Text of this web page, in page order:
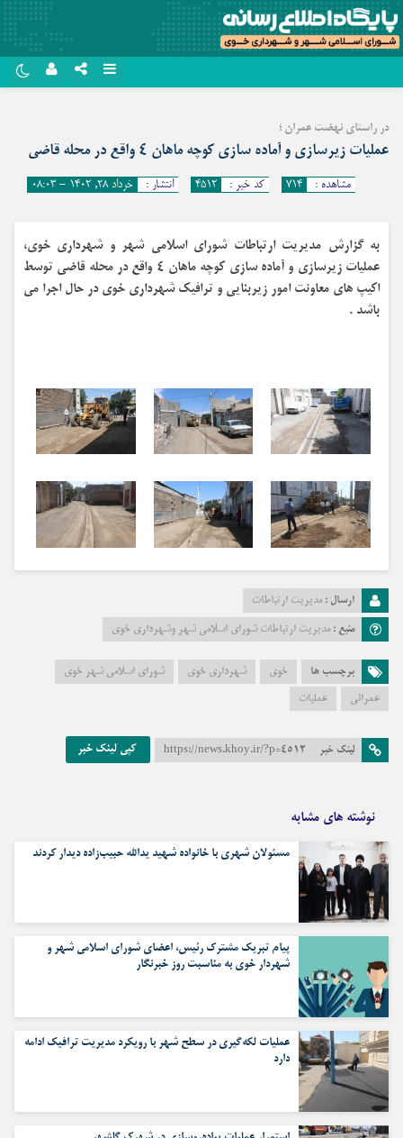
ایتا
اپلیکیشن
مرا به خاطر بسپار
در راستای نهضت عمران ؛
عملیات زیرسازی و آماده سازی کوچه ماهان ۴ واقع در محله قاضی
انتشار : خرداد ۲۸, ۱۴۰۲ - ۰۸:۰۳ کد خبر : ۴۵۱۲ مشاهده : ۷۱۴
به گزارش مدیریت ارتباطات شورای اسلامی شهر و شهرداری خوی،
عملیات زیرسازی و آماده سازی کوچه ماهان ۴ واقع در محله قاضی توسط
اکیپ های معاونت امور زیربنایی و ترافیک شهرداری خوی در حال اجرا می
باشد .
ارسال : مدیریت ارتباطات
منبع : مدیریت ارتباطات شورای اسلامی شهر وشهرداری خوی
برچسب ها خوی شهرداری خوی شورای اسلامی شهر خوی
عمرانی عملیات
لینک خبر https://news.khoy.ir/?p=4512 کپی لینک خبر
نوشته های مشابه
مسئولان شهری با خانواده شهید یدالله حبیب‌زاده دیدار کردند
پیام تبریک مشترک رئیس، اعضای شورای اسلامی شهر و
شهردار خوی به مناسبت روز خبرنگار
عملیات لکه‌گیری در سطح شهر با رویکرد مدیریت ترافیک ادامه
دارد